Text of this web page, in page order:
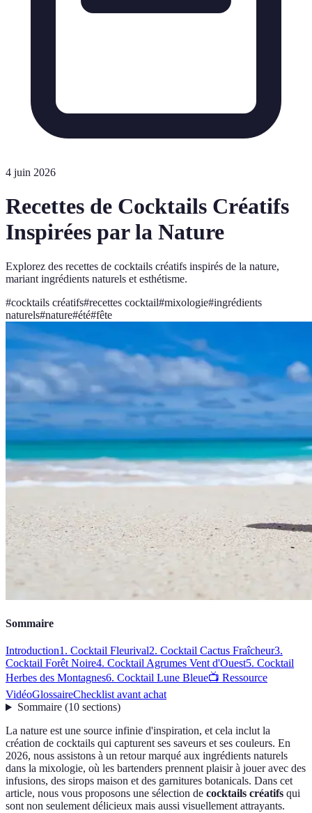
4 juin 2026
Recettes de Cocktails Créatifs
Inspirées par la Nature
Explorez des recettes de cocktails créatifs inspirés de la nature,
mariant ingrédients naturels et esthétisme.
#cocktails créatifs#recettes cocktail#mixologie#ingrédients
naturels#nature#été#fête
Sommaire
Introduction1. Cocktail Fleurival2. Cocktail Cactus Fraîcheur3.
Cocktail Forêt Noire4. Cocktail Agrumes Vent d'Ouest5. Cocktail
Herbes des Montagnes6. Cocktail Lune Bleue📺 Ressource
VidéoGlossaireChecklist avant achat
Sommaire(10 sections)
La nature est une source infinie d'inspiration, et cela inclut la
création de cocktails qui capturent ses saveurs et ses couleurs. En
2026, nous assistons à un retour marqué aux ingrédients naturels
dans la mixologie, où les bartenders prennent plaisir à jouer avec des
infusions, des sirops maison et des garnitures botanicals. Dans cet
article, nous vous proposons une sélection de cocktails créatifs qui
sont non seulement délicieux mais aussi visuellement attrayants.